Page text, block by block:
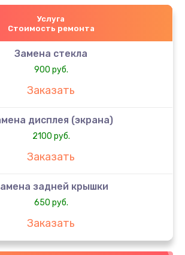
Услуга
Стоимость ремонта
Замена стекла
900 руб.
Заказать
дисплея (экрана)
2100 руб.
Заказать
задней крышки
650 руб.
Заказать
аккумулятора